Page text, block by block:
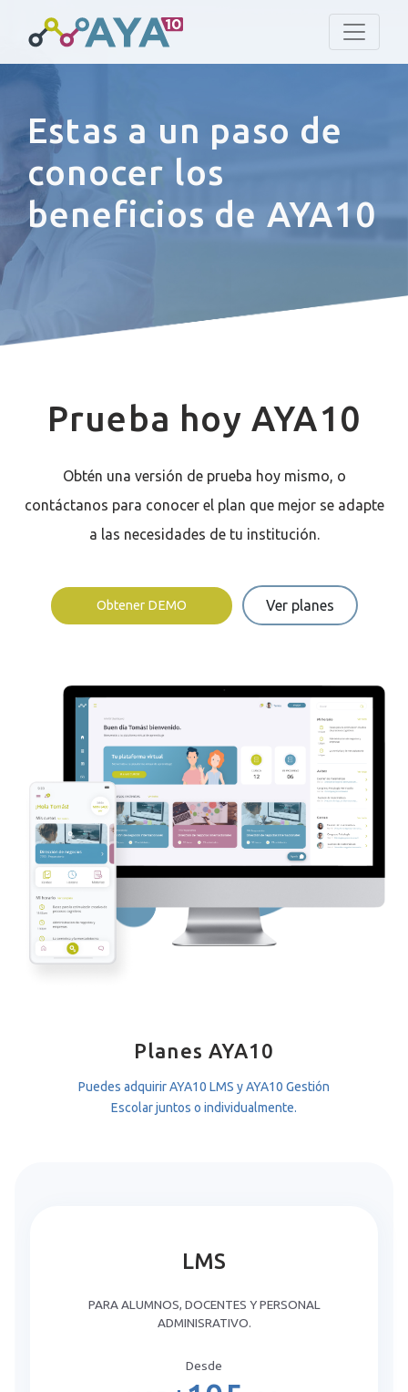
Estas a un paso de
conocer los
beneficios de AYA10
Prueba hoy AYA10
Obtén una versión de prueba hoy mismo, o
contáctanos para conocer el plan que mejor se adapte
a las necesidades de tu institución.
Obtener DEMO Ver planes
Planes AYA10
Puedes adquirir AYA10 LMS y AYA10 Gestión
Escolar juntos o individualmente.
LMS
PARA ALUMNOS, DOCENTES Y PERSONAL
ADMINISRATIVO.
Desde